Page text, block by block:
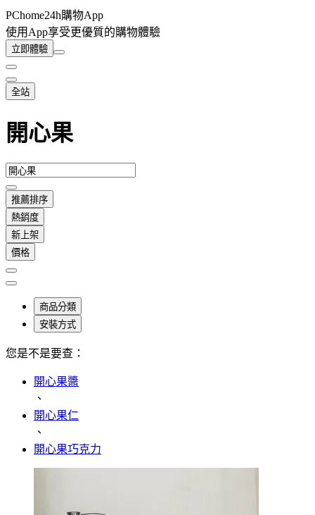
PChome24h購物App
使用App享受更優質的購物體驗
立即體驗
全站
開心果
推薦排序
熱銷度
新上架
價格
商品分類
安裝方式
您是不是要查：
開心果醬
、
開心果仁
、
開心果巧克力